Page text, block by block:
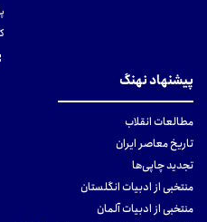
پیشنهاد نهنگ
مطالعات انقلاب
تاریخ معاصر ایران
تجدید چاپی‌ها
منتخبی از ادبیات انگلستان
منتخبی از ادبیات آلمان